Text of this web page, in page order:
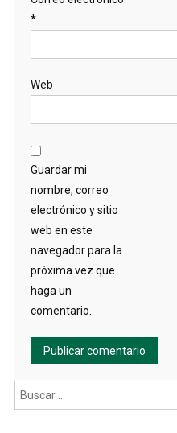
*
Web
Guardar mi
nombre, correo
electrónico y sitio
web en este
navegador para la
próxima vez que
haga un
comentario.